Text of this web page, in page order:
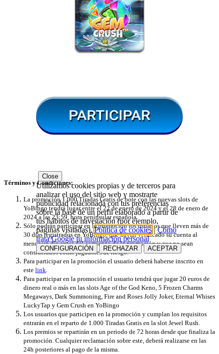
Términos y Condiciones:
La promoción 1.000 Tiradas Gratis de bote con las nuevas slots de
YoBingo tendrá lugar entre el 22 de enero de 2024 y el 28 de enero de
2024 a las 23:59, hora peninsular española.
Sólo podrán participar en la promoción los usuarios que lleven más de
30 días registrados en YoBingo, que hayan verificado su cuenta al
menos un día antes del comienzo de la promoción y que no sean
considerados como jugadores de riesgo.
Para participar en la promoción el usuario deberá haberse inscrito en
este link.
Para participar en la promoción el usuario tendrá que jugar 20 euros de
dinero real o más en las slots Age of the God Keno, 5 Frozen Charms
Megaways, Dark Summoning, Fire and Roses Jolly Joker, Eternal Whises
LuckyTap y Gem Crush en YoBingo
Los usuarios que participen en la promoción y cumplan los requisitos
entrarán en el reparto de 1.000 Tiradas Gratis en la slot Jewel Rush.
Los premios se repartirán en un periodo de 72 horas desde que finaliza la
promoción. Cualquier reclamación sobre este, deberá realizarse en las
24h posteriores al pago de la misma.
Close
Utilizamos cookies propias y de terceros para
analizar el uso del sitio web y mostrarte
publicidad relacionada con tus preferencias
sobre la base de un perfil elaborado a partir de
tus hábitos de navegación (por ejemplo,
páginas visitadas).Política de cookies|Cómo
trata Google tu información personal
CONFIGURACIÓN RECHAZAR ACEPTAR